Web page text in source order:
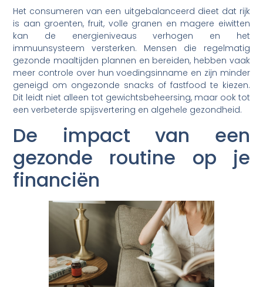
Het consumeren van een uitgebalanceerd dieet dat rijk
is aan groenten, fruit, volle granen en magere eiwitten
kan de energieniveaus verhogen en het
immuunsysteem versterken. Mensen die regelmatig
gezonde maaltijden plannen en bereiden, hebben vaak
meer controle over hun voedingsinname en zijn minder
geneigd om ongezonde snacks of fastfood te kiezen.
Dit leidt niet alleen tot gewichtsbeheersing, maar ook tot
een verbeterde spijsvertering en algehele gezondheid.
De impact van een
gezonde routine op je
financiën